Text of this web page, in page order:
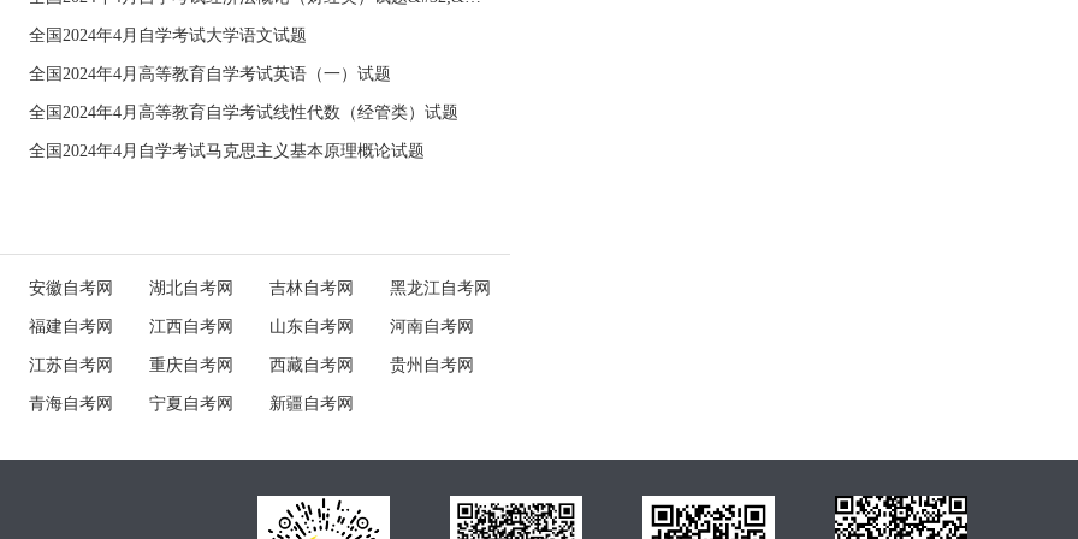
全国2024年4月自学考试大学语文试题
全国2024年4月高等教育自学考试英语（一）试题
全国2024年4月高等教育自学考试线性代数（经管类）试题
全国2024年4月自学考试马克思主义基本原理概论试题
安徽自考网 湖北自考网 吉林自考网 黑龙江自考网
福建自考网 江西自考网 山东自考网 河南自考网
江苏自考网 重庆自考网 西藏自考网 贵州自考网
青海自考网 宁夏自考网 新疆自考网